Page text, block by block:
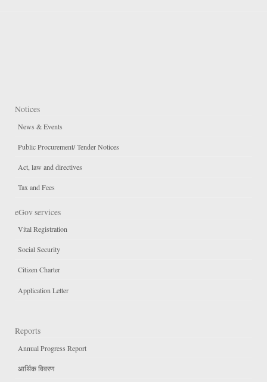
Notices
News & Events
Public Procurement/ Tender Notices
Act, law and directives
Tax and Fees
eGov services
Vital Registration
Social Security
Citizen Charter
Application Letter
Reports
Annual Progress Report
आर्थिक विवरण